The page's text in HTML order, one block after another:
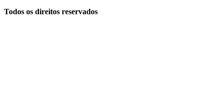
Todos os direitos reservados